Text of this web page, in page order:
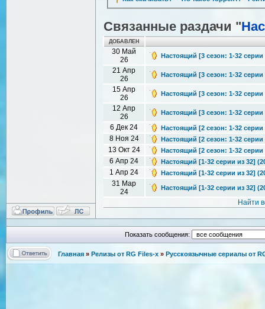
Связанные раздачи "
ДОБАВЛЕН
30 Май
26
Настоящий [3 сезон: 1-32
21 Апр
26
Настоящий [3 сезон: 1-32 серии
15 Апр
26
Настоящий [3 сезон: 1-32 серии
12 Апр
26
Настоящий [3 сезон: 1-32 серии
6 Дек 24 Настоящий [2 сезон: 1-32
8 Ноя 24 Настоящий [2 сезон: 1-32 серии
13 Окт 24 Настоящий [2 сезон: 1-32 серии
6 Апр 24 Настоящий [1-32 серии из 32]
1 Апр 24 Настоящий [1-32 серии из 32]
31 Мар
24
Настоящий [1-32 серии из 32]
Найти
Показать сообщения:
Главная » Релизы от RG Files-x » Русскоязычные сериалы от